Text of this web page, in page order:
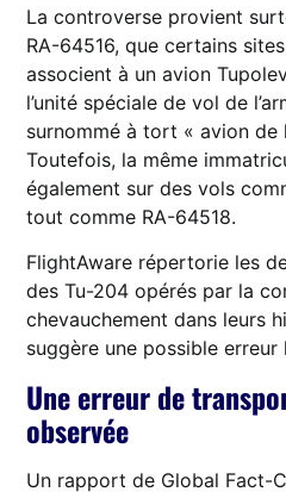
La controverse provient
RA-64516, que certains
associent à un avion
l’unité spéciale de vol de
surnommé à tort « avion de
Toutefois, la même
également sur des vols
tout comme RA-64518.
FlightAware répertorie les
des Tu-204 opérés par la
chevauchement dans leurs
suggère une possible erreur
Une erreur de
observée
Un rapport de Global Fact-